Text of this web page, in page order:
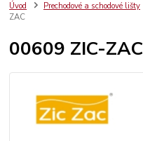
Úvod Prechodové a schodové lišty
ZAC
00609 ZIC-ZAC